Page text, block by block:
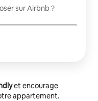
sur Airbnb ?
et encourage
appartement.